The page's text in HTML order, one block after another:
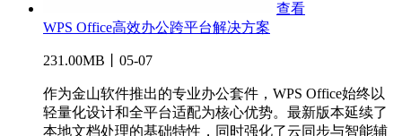
查看
WPS Office高效办公跨平台解决方案
231.00MB丨05-07
作为金山软件推出的专业办公套件，WPS Office始终以
轻量化设计和全平台适配为核心优势。最新版本延续了
本地文档处理的基础特性，同时强化了云同步与智能辅